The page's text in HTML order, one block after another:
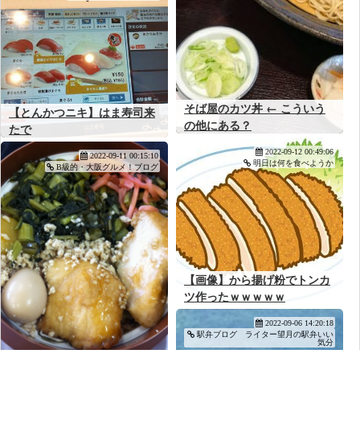
そば屋のカツ丼 ← こういう
の他にある？
【とんかつニキ】はま寿司来
たで
【画像】から揚げ粉でトンカ
ツ作ったｗｗｗｗｗ
2022-09-12 00:49:06
明日は何を食べようか
2022-09-11 00:15:10
B級的・大阪グルメ！ブログ
2022-09-06 14:20:18
駅弁ブログ ライター望月の駅弁いい
気分